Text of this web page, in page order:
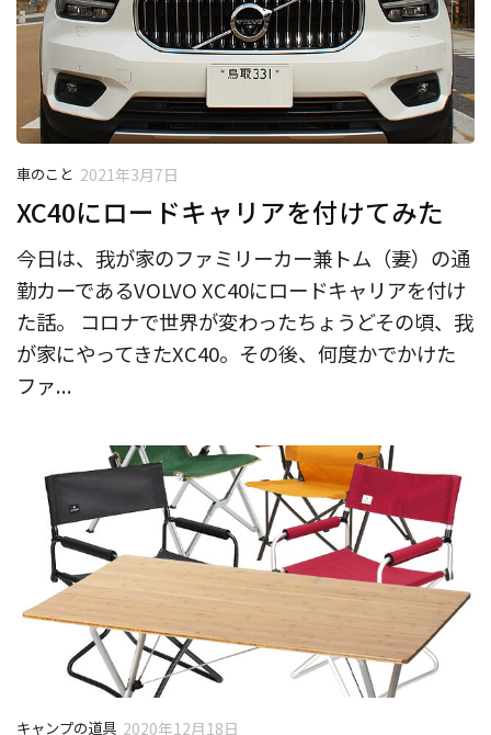
車のこと 2021年3月7日
XC40にロードキャリアを付けてみた
今日は、我が家のファミリーカー兼トム（妻）の通
勤カーであるVOLVO XC40にロードキャリアを付け
た話。 コロナで世界が変わったちょうどその頃、我
が家にやってきたXC40。その後、何度かでかけた
ファ...
キャンプの道具 2020年12月18日